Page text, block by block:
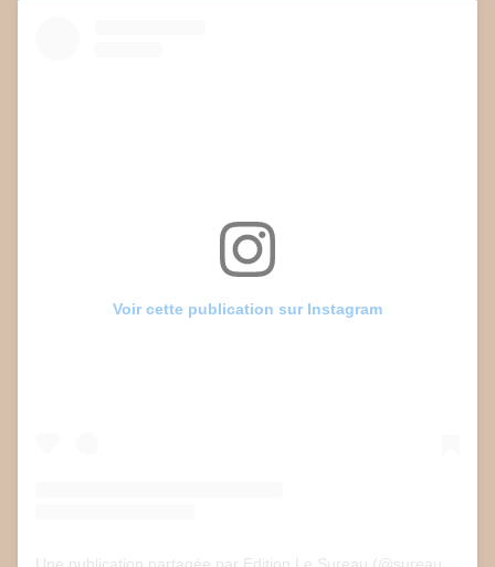
Voir cette publication sur Instagram